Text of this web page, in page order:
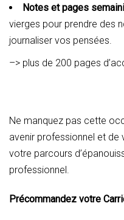
Notes et pages
vierges pour prendre des
journaliser vos pensées.
–> plus de 200 pages
Ne manquez pas cette
avenir professionnel et de
votre parcours
professionnel.
Précommandez votre